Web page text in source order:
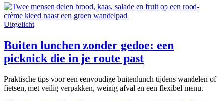
Uitgelicht
Buiten lunchen zonder gedoe: een
picknick die in je route past
Praktische tips voor een eenvoudige buitenlunch tijdens wandelen of
fietsen, met veilig verpakken, weinig afval en een flexibel menu.